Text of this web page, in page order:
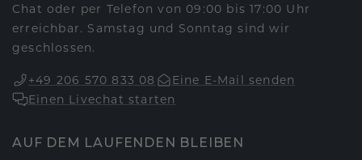
Chat oder per Telefon von 09:00 bis 17:00 Uhr
erreichbar. Samstag und Sonntag sind wir
geschlossen.
+49 206 570 833 08
Eine E-Mail senden
Einen Livechat starten
AUF DEM LAUFENDEN BLEIBEN